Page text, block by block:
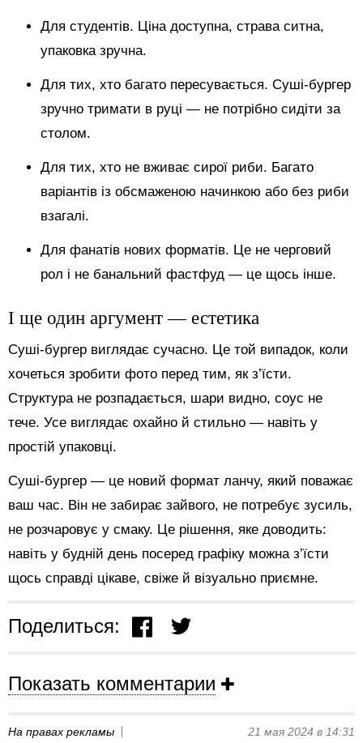
Для студентів. Ціна доступна, страва ситна,
упаковка зручна.
Для тих, хто багато пересувається. Суші-бургер
зручно тримати в руці — не потрібно сидіти за
столом.
Для тих, хто не вживає сирої риби. Багато
варіантів із обсмаженою начинкою або без риби
взагалі.
Для фанатів нових форматів. Це не черговий
рол і не банальний фастфуд — це щось інше.
І ще один аргумент — естетика
Суші-бургер виглядає сучасно. Це той випадок, коли
хочеться зробити фото перед тим, як з’їсти.
Структура не розпадається, шари видно, соус не
тече. Усе виглядає охайно й стильно — навіть у
простій упаковці.
Суші-бургер — це новий формат ланчу, який поважає
ваш час. Він не забирає зайвого, не потребує зусиль,
не розчаровує у смаку. Це рішення, яке доводить:
навіть у будній день посеред графіку можна з’їсти
щось справді цікаве, свіже й візуально приємне.
Поделиться:
Показать комментарии
На правах рекламы 21 мая 2024 в 14:31